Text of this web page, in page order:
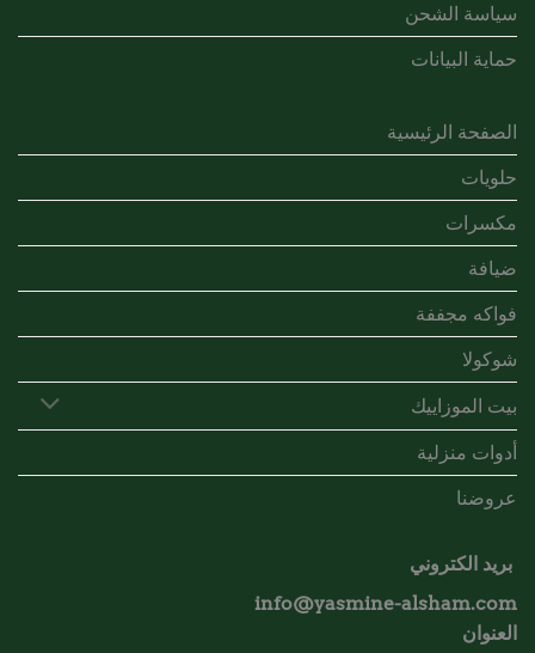
سياسة الشحن
حماية البيانات
الصفحة الرئيسية
حلويات
مكسرات
ضيافة
فواكه مجففة
شوكولا
بيت الموزاييك
أدوات منزلية
عروضنا
بريد الكتروني
info@yasmine-alsham.com
العنوان